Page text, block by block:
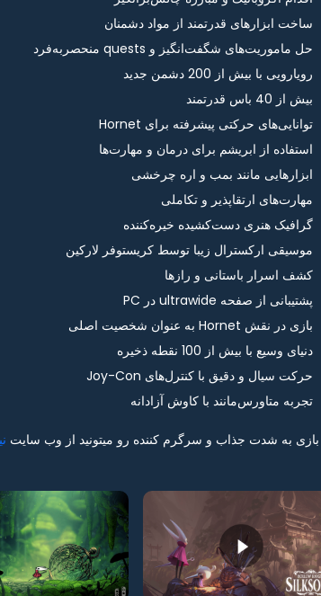
ساخت ابزارهای قدرتمند از مواد دشمنان
حل ماموریت‌های شگفت‌انگیز و quests منحصربه‌فرد
رویارویی با بیش از 200 دشمن جدید
بیش از 40 باس قدرتمند
توانایی‌های حرکتی پیشرفته برای Hornet
استفاده از ابریشم برای درمان و مهارت‌ها
ابزارهایی مانند بمب و اره چرخشی
مهارت‌های ارتقاپذیر و تکاملی
گرافیک هنری دست‌کشیده خیره‌کننده
موسیقی ارکسترال زیبا توسط کریستوفر لارکین
کشف اسرار باستانی و رازها
پشتیبانی از صفحه ultrawide در PC
بازی در نقش Hornet به عنوان شخصیت اصلی
دنیای وسیع با بیش از 100 نقطه ذخیره
حرکت سیال و دقیق با کنترل‌های Joy-Con
تجربه متاورس‌مانند با کاوش آزادانه
بازی به شدت جذاب و سرگرم کننده رو میتونید از وب سایت